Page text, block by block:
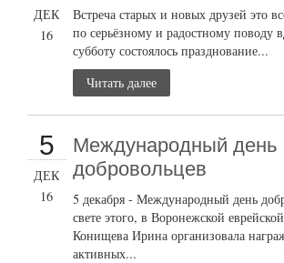
ДЕК
16
Встреча старых и новых друзей это
по серьёзному и радостному поводу
субботу состоялось празднование...
Читать далее
5
ДЕК
16
Международный день
добровольцев
5 декабря - Международный день
свете этого, в Воронежской
Конищева Ирина организовала
активных...